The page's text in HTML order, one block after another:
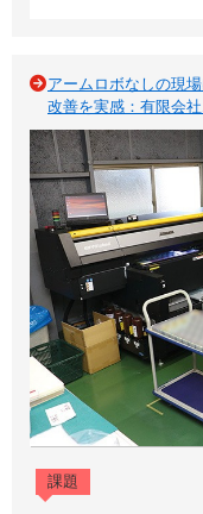
アームロボなしの現
改善を実感：有限会
課題